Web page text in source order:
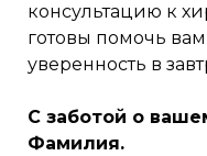
консультацию к
готовы помочь
уверенность в
С заботой о
Фамилия.